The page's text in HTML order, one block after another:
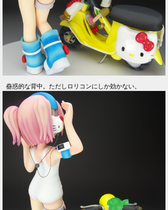
蠱惑的な背中。ただしロリコンにしか効かない。